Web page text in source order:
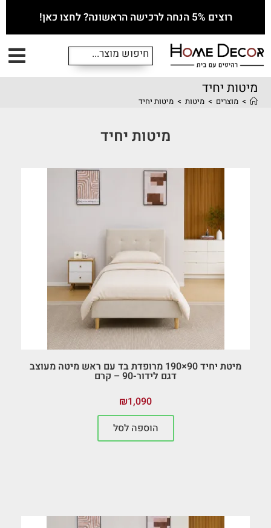
רוצים 5% הנחה לרכישה הראשונה? לחצו כאן!
מיטות יחיד
> מוצרים > מיטות > מיטות יחיד
מיטות יחיד
מיטת יחיד 90×190 מרופדת בד עם ראש מיטה מעוצב
דגם לידור-90 – קרם
₪1,090
הוספה לסל